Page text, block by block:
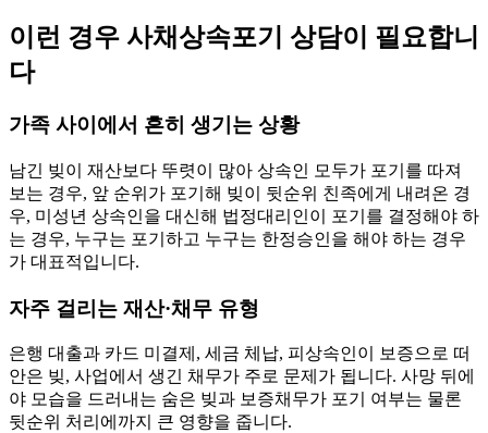
이런 경우 사채상속포기 상담이 필요합니
다
가족 사이에서 흔히 생기는 상황
남긴 빚이 재산보다 뚜렷이 많아 상속인 모두가 포기를 따져
보는 경우, 앞 순위가 포기해 빚이 뒷순위 친족에게 내려온 경
우, 미성년 상속인을 대신해 법정대리인이 포기를 결정해야 하
는 경우, 누구는 포기하고 누구는 한정승인을 해야 하는 경우
가 대표적입니다.
자주 걸리는 재산·채무 유형
은행 대출과 카드 미결제, 세금 체납, 피상속인이 보증으로 떠
안은 빚, 사업에서 생긴 채무가 주로 문제가 됩니다. 사망 뒤에
야 모습을 드러내는 숨은 빚과 보증채무가 포기 여부는 물론
뒷순위 처리에까지 큰 영향을 줍니다.